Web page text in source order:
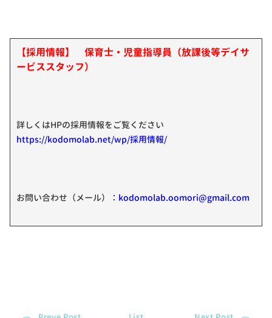
【採用情報】 保育士・児童指導員（放課後等デイサ
ービススタッフ）
詳しくはHPの採用情報をご覧ください
https://kodomolab.net/wp/採用情報/
お問い合わせ（メール）： kodomolab.oomori@gmail.com